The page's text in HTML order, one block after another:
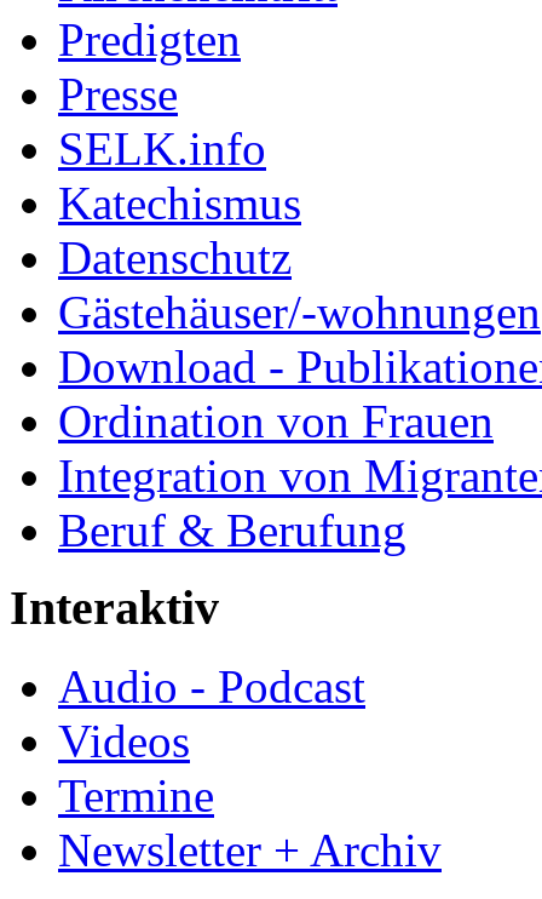
Predigten
Presse
SELK.info
Katechismus
Datenschutz
Gästehäuser/-wohnungen
Download -
Ordination von Frauen
Integration von
Beruf & Berufung
Interaktiv
Audio - Podcast
Videos
Termine
Newsletter + Archiv